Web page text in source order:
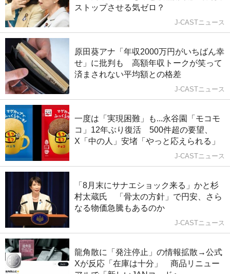
ストップさせる気ゼロ？
J-CASTニュース
原田葵アナ「年収2000万円がいちばん幸
せ」に批判も 高額年収トークが笑って
済まされない平均額との格差
J-CASTニュース
一度は「実現困難」も...永谷園「モコモ
コ」12年ぶり復活 500件超の要望、
X「中の人」安堵「やっと応えられる」
J-CASTニュース
「8月末にサナエショック来る」かと杉
村太蔵氏 「骨太の方針」で円安、さら
なる物価急騰もあるのか
J-CASTニュース
龍角散に「発注停止」の情報拡散→公式
Xが反応「在庫は十分」 商品リニュー